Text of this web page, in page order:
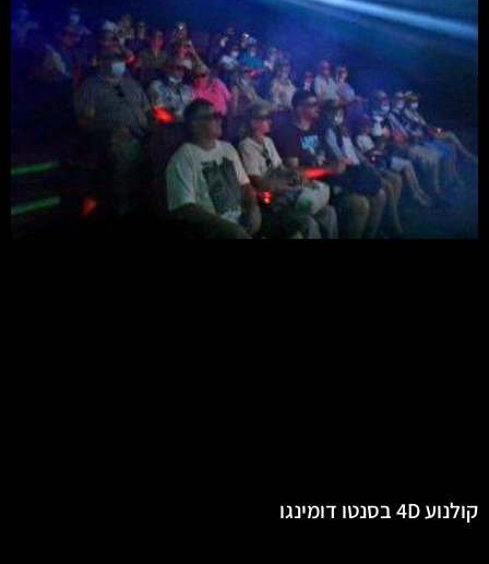
קולנוע 4D בסנטו דומינגו